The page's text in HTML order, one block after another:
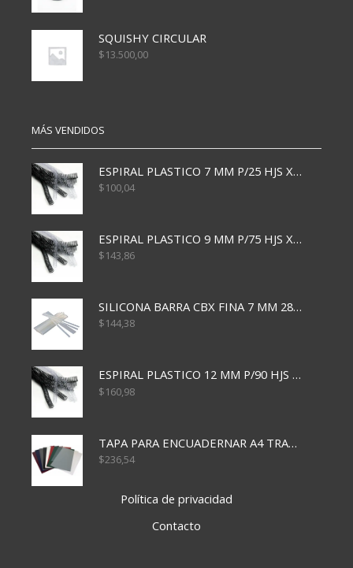
SQUISHY CIRCULAR
$13.500,00
MÁS VENDIDOS
ESPIRAL PLASTICO 7 MM P/25 HJS X50x3000
$100,04
ESPIRAL PLASTICO 9 MM P/75 HJS X50X2400
$143,86
SILICONA BARRA CBX FINA 7 MM 28 CM
$144,38
ESPIRAL PLASTICO 12 MM P/90 HJS X50X1500
$160,98
TAPA PARA ENCUADERNAR A4 TRANSP x50x500
$236,54
Política de privacidad
Contacto